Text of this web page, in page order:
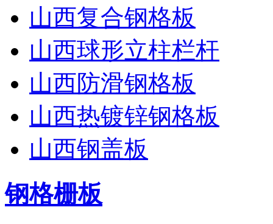
山西复合钢格板
山西球形立柱栏杆
山西防滑钢格板
山西热镀锌钢格板
山西钢盖板
钢格栅板